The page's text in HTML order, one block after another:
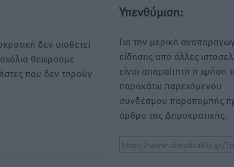
δεν υιοθετεί
θεωρούμε
που δεν τηρούν
Υπενθύμιση:
Για την μερική
είδησης από άλλες
είναι απαραίτητη η χρήση
παρακάτω παρεχόμενου
συνδέσμου παραπομπής
άρθρο της Δημοκρατικής.